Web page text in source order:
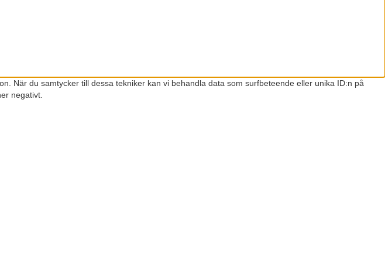
När du samtycker till dessa tekniker kan vi behandla data som surfbeteende eller unika ID:n på
negativt.